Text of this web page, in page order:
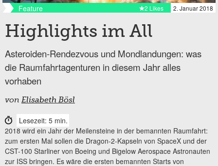
Feature 2. Januar 2018
2 Likes
Highlights im All
Asteroiden-Rendezvous und Mondlandungen: was
die Raumfahrtagenturen in diesem Jahr alles
vorhaben
von Elisabeth Bösl
Lesezeit: 5 min.
2018 wird ein Jahr der Meilensteine in der bemannten Raumfahrt:
zum ersten Mal sollen die Dragon-2-Kapseln von SpaceX und der
CST-100 Starliner von Boeing und Bigelow Aerospace Astronauten
zur ISS bringen. Es wäre die ersten bemannten Starts von